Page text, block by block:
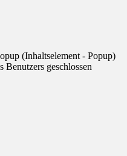
(Inhaltselement - Popup)
geschlossen